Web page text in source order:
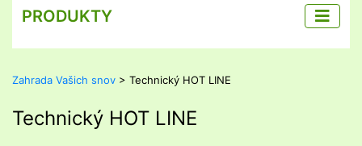
PRODUKTY
Zahrada Vašich snov > Technický HOT LINE
Technický HOT LINE